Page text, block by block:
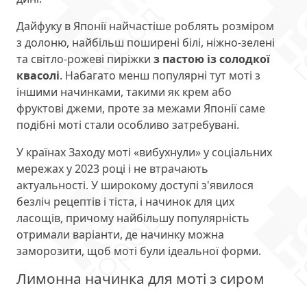
Дайфуку в Японії найчастіше роблять розміром
з долоню, найбільш поширені білі, ніжно-зелені
та світло-рожеві пиріжки з пастою із солодкої
квасолі. Набагато менш популярні тут моті з
іншими начинками, такими як крем або
фруктові джеми, проте за межами Японії саме
подібні моті стали особливо затребувані.
У країнах Заходу моті «вибухнули» у соціальних
мережах у 2023 році і не втрачають
актуальності. У широкому доступі з'явилося
безліч рецептів і тіста, і начинок для цих
ласощів, причому найбільшу популярність
отримали варіанти, де начинку можна
заморозити, щоб моті були ідеальної форми.
Лимонна начинка для моті з сиром